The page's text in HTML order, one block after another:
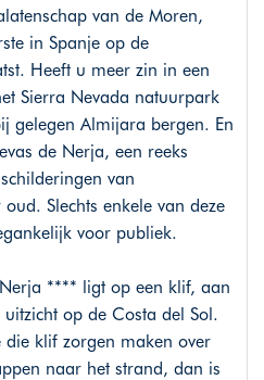
van de Moren,
in Spanje op de
Heeft u meer zin in een
Sierra Nevada natuurpark
gelegen Almijara bergen. En
de Nerja, een reeks
van
Slechts enkele van deze
voor publiek.
**** ligt op een klif, aan
op de Costa del Sol.
die klif zorgen maken over
naar het strand, dan is